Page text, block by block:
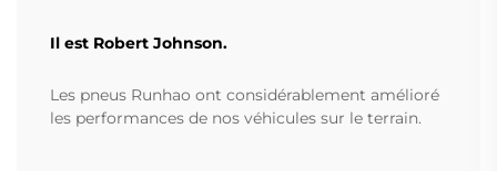
Il est Robert Johnson.
Les pneus Runhao ont considérablement amélioré
les performances de nos véhicules sur le terrain.